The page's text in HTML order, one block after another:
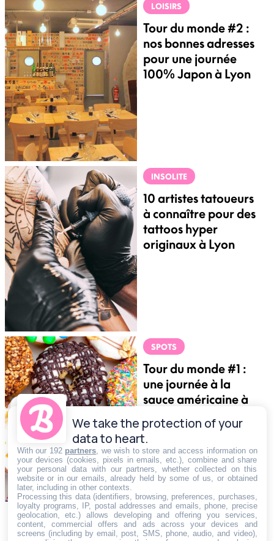
LOISIRS
Tour du monde #2 :
nos bonnes adresses
pour une journée
100% Japon à Lyon
INSOLITE
10 artistes tatoueurs
à connaître pour des
tattoos hyper
originaux à Lyon
SPOTS
Tour du monde #1 :
une journée à la
sauce américaine à
We take the protection of your
data to heart.
With our 192 partners , we wish to store and access information on
your devices (cookies, pixels in emails, etc.), combine and share
your personal data with our partners, whether collected on this
website or in our emails, already held by some of us, or obtained
later, including in other contexts.
Processing this data (identifiers, browsing, preferences, purchases,
loyalty programs, IP, postal addresses and emails, phone, precise
geolocation, etc.) allows developing and offering you services,
content, commercial offers and ads across your devices and
screens (including by email, post, SMS, phone, audio, and video),